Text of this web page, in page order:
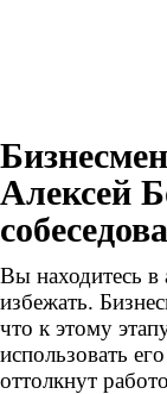
Алексей
Вы находитесь в
избежать.
что к этому
использовать
оттолкнут